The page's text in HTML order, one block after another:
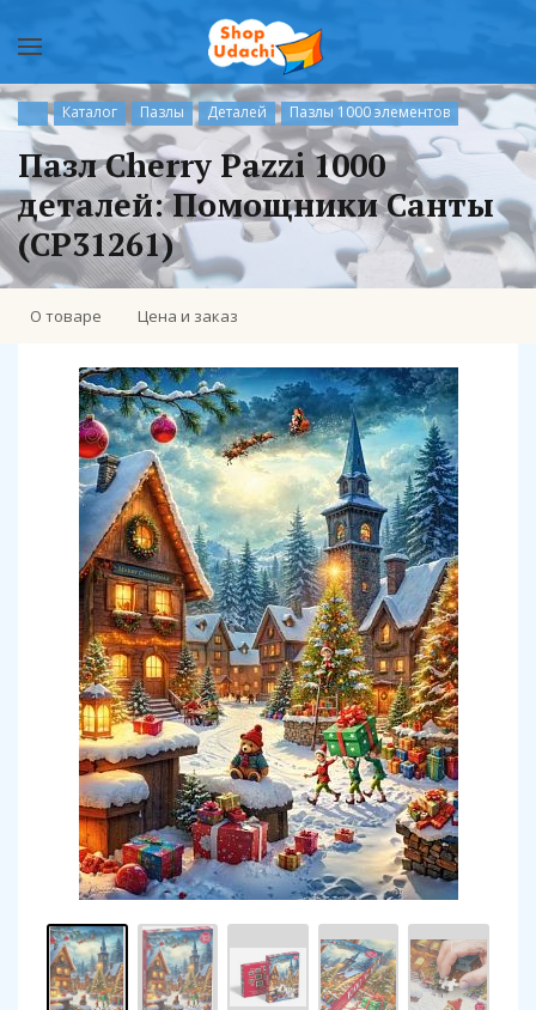
Каталог Пазлы Деталей Пазлы 1000 элементов
Пазл Cherry Pazzi 1000
деталей: Помощники Санты
(CP31261)
О товаре Цена и заказ